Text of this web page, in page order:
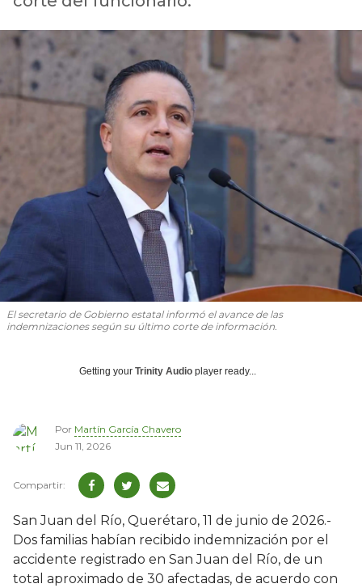
El secretario de Gobierno estatal informó el avance de las
indemnizaciones según su último corte de información.
Getting your Trinity Audio player ready...
Por Martín García Chavero
Jun 11, 2026
San Juan del Río, Querétaro, 11 de junio de 2026.-
Dos familias habían recibido indemnización por el
accidente registrado en San Juan del Río, de un
total aproximado de 30 afectadas, de acuerdo con